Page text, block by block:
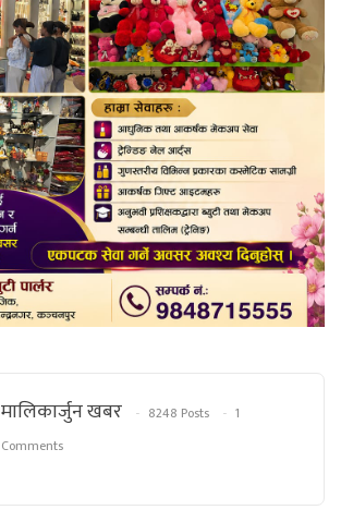
मालिकार्जुन खबर 8248 Posts
1
Comments